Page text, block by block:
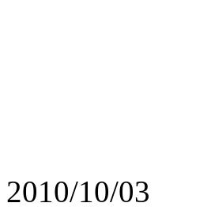
2010/10/03